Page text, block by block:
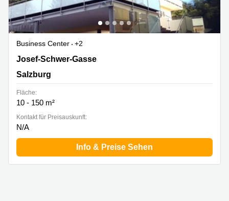
Business Center
+2
Josef-Schwer-Gasse 9a, Salzburg
Josef-Schwer-Gasse
Salzburg
Fläche:
10 - 150 m²
Kontakt für Preisauskunft:
N/A
Info & Preise Sehen